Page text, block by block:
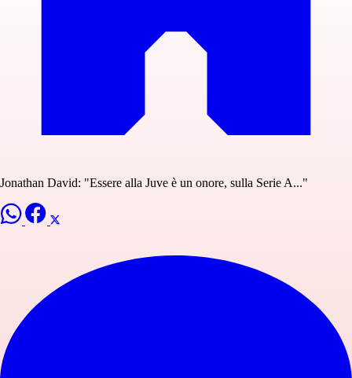
Jonathan David: "Essere alla Juve è un onore, sulla Serie A..."